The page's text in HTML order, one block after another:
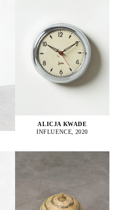
ALICJA KWADE
INFLUENCE, 2020